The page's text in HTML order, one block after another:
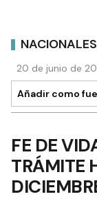
NACIONALES
20 de junio de
Añadir como
FE DE
TRÁMITE